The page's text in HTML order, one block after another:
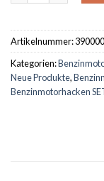
Artikelnummer:
Kategorien:
Neue Produkte,
Benzinmotorhacken